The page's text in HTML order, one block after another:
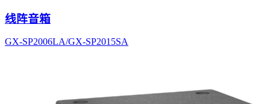
线阵音箱
GX-SP2006LA/GX-SP2015SA